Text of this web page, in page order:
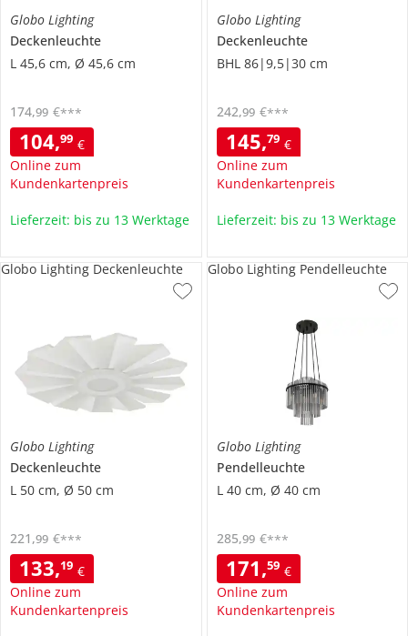
Globo Lighting
Deckenleuchte
L 45,6 cm, Ø 45,6 cm
104,99 €
Online zum
Kundenkartenpreis
174,99 €***
Lieferzeit: bis zu 13 Werktage
Globo Lighting
Deckenleuchte
BHL 86|9,5|30 cm
145,79 €
Online zum
Kundenkartenpreis
242,99 €***
Lieferzeit: bis zu 13 Werktage
Globo Lighting
Deckenleuchte
L 50 cm, Ø 50 cm
133,19 €
Online zum
Kundenkartenpreis
221 ,99 €***
Globo Lighting Deckenleuchte
Globo Lighting
Pendelleuchte
L 40 cm, Ø 40 cm
171,59 €
Online zum
Kundenkartenpreis
285,99 €***
Globo Lighting Pendelleuchte